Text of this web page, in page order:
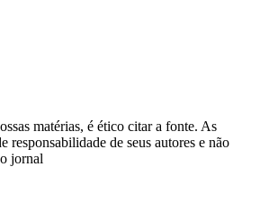
matérias, é ético citar a fonte. As
responsabilidade de seus autores e não
jornal